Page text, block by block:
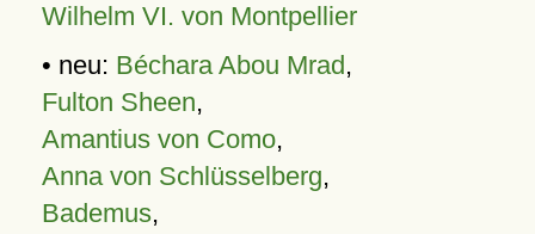
Wilhelm VI. von Montpellier
• neu: Béchara Abou Mrad,
Fulton Sheen,
Amantius von Como,
Anna von Schlüsselberg,
Bademus,